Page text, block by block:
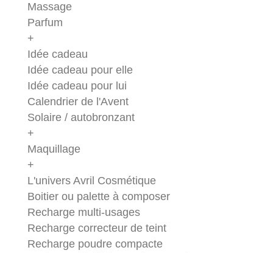
Massage
Parfum
+
Idée cadeau
Idée cadeau pour elle
Idée cadeau pour lui
Calendrier de l'Avent
Solaire / autobronzant
+
Maquillage
+
L'univers Avril Cosmétique
Boitier ou palette à composer
Recharge multi-usages
Recharge correcteur de teint
Recharge poudre compacte